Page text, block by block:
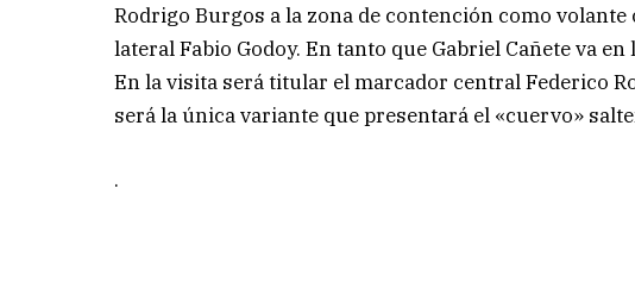
Rodrigo Burgos a la zona de contención como
lateral Fabio Godoy. En tanto que Gabriel Cañete va en
En la visita será titular el marcador central Federico
será la única variante que presentará el «cuervo»
.